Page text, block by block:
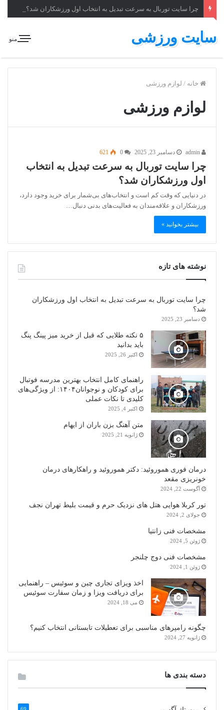
چرا سایت توربال به ‌سرعت تبدیل به انتخاب اول ورزشکاران شد؟
منو سایت ورزشی
خانه / لوازم ورزشی
لوازم ورزشی
دسامبر 23, 2025 621
چرا سایت توربال به ‌سرعت تبدیل به انتخاب
اول ورزشکاران شد؟
در دنیایی که وقت کم است و انتخاب‌های بی‌شمار برای خرید وجود دارد،
ورزشکاران و علاقه‌مندان به فعالیت‌های بدنی دنبال…
بیشتر بخوانید »
نوشته های تازه
چرا سایت توربال به ‌سرعت تبدیل به انتخاب اول ورزشکاران
شد؟
دسامبر 23, 2025
۵ نکته طلایی که قبل از خرید میز پینگ پنگ
باید بدانید
اکتبر 26, 2025
راهنمای کامل انتخاب بهترین مدرسه فوتبال
برای کودکان و نوجوانان۱۴۰۴: از ویژگی‌های
کلیدی تا نکات عملی
اکتبر 4, 2025
متن آهنگ بزن باران از ایهام
ژانویه 21, 2025
درمان فوری هموروئید: دکتر هموروئید و راهکارهای درمان
خونریزی مقعد
آگوست 22, 2024
تور کربلا هوایی هتل های نزدیک حرم و قیمت بلیط تهران نجف
جولای 2, 2024
مشخصات فنی زانتیا
ژوئن 5, 2024
مشخصات فنی دوج چلنجر
ژوئن 1, 2024
اخذ ویزای تجاری چین و سوئیس – راهنمایی
برای دریافت ویزا و زمان سفارت سوئیس
می 18, 2024
چگونه رامپرهای مناسبی برای تعطیلات تابستانی انتخاب کنیم؟
ژانویه 27, 2024
دسته بندی ها